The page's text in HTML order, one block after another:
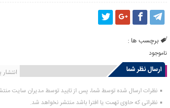
برچسب ها :
ناموجود
ارسال نظر شما انتشار
نظرات ارسال شده توسط شما، پس از تایید توسط مدیران سایت
نظراتی که حاوی تهمت یا افترا باشد منتشر نخواهد شد.